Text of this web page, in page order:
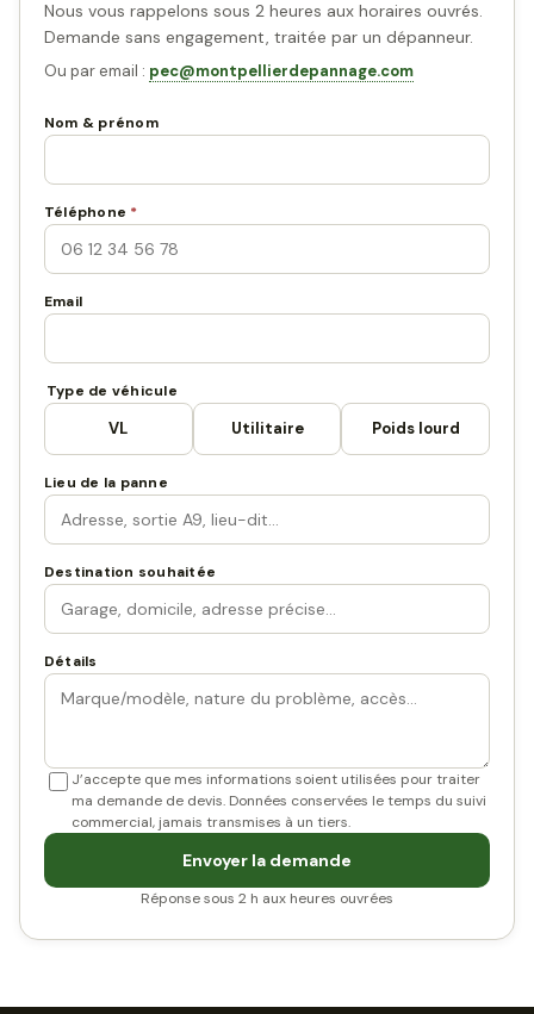
Nous vous rappelons sous 2 heures aux horaires ouvrés.
Demande sans engagement, traitée par un dépanneur.
Ou par email : pec@montpellierdepannage.com
Nom & prénom
Téléphone *
Email
Type de véhicule
VL Utilitaire Poids lourd
Lieu de la panne
Destination souhaitée
Détails
J’accepte que mes informations soient utilisées pour traiter
ma demande de devis. Données conservées le temps du suivi
commercial, jamais transmises à un tiers.
Envoyer la demande
Réponse sous 2 h aux heures ouvrées